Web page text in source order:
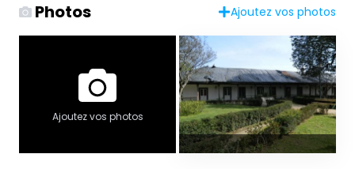
Photos Ajoutez vos photos
Ajoutez vos photos